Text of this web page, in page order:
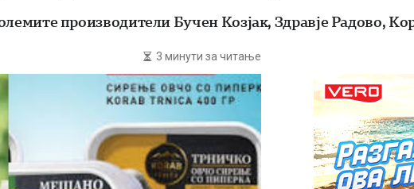
производители Бучен Козјак, Здравје Радово,
3 минути за читање